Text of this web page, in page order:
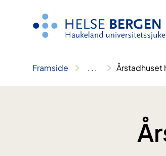
Framside .. . Årstadhuset